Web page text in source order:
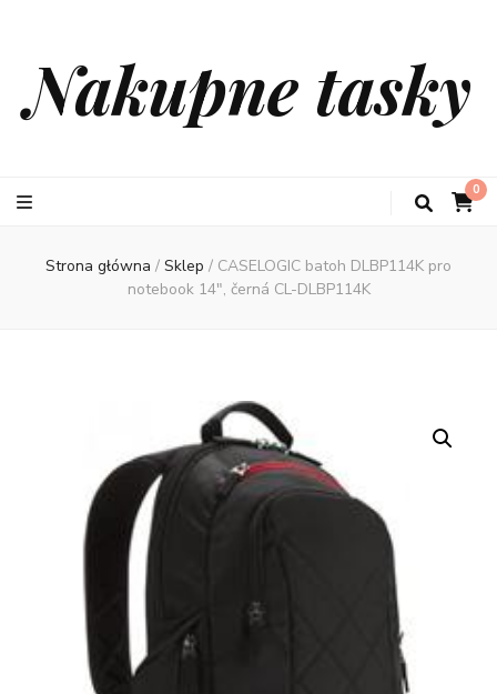
Nakupne tasky
0
Strona główna / Sklep / CASELOGIC batoh DLBP114K pro
notebook 14″, černá CL-DLBP114K